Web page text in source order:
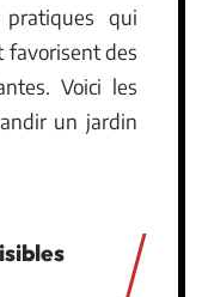
qui
favorisent des
Voici les
un jardin